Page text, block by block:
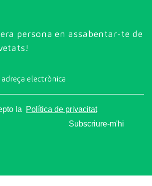
persona en assabentar-te de
electrònica
la
Política de privacitat
Subscriure-m'hi